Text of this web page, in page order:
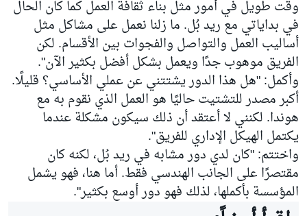
وقت طويل في أمور مثل بناء ثقافة العمل كما كان الحال
في بداياتي مع ريد بُل. ما زلنا نعمل على مشاكل مثل
أساليب العمل والتواصل والفجوات بين الأقسام. لكن
الفريق موهوب جدًا ويعمل بشكل أفضل بكثير الآن".
وأكمل: "هل هذا الدور يشتتني عن عملي الأساسي؟ قليلًا.
أكبر مصدر للتشتيت حاليًا هو العمل الذي نقوم به مع
هوندا. لكنني لا أعتقد أن ذلك سيكون مشكلة عندما
يكتمل الهيكل الإداري للفريق".
واختتم: "كان لدي دور مشابه في ريد بُل، لكنه كان
مقتصرًا على الجانب الهندسي فقط. أما هنا، فهو يشمل
المؤسسة بأكملها، لذلك فهو دور أوسع بكثير".